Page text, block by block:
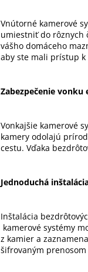
Vnútorné kamerové
umiestniť do rôznych
vášho domáceho
aby ste mali prístup k
Zabezpečenie
Vonkajšie kamerové
kamery odolajú
cestu. Vďaka
Jednoduchá
Inštalácia
kamerové systémy
z kamier a
šifrovaným prenosom